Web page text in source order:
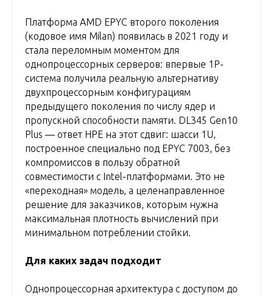
Платформа AMD EPYC второго поколения
(кодовое имя Milan) появилась в 2021 году и
стала переломным моментом для
однопроцессорных серверов: впервые 1P-
система получила реальную альтернативу
двухпроцессорным конфигурациям
предыдущего поколения по числу ядер и
пропускной способности памяти. DL345 Gen10
Plus — ответ HPE на этот сдвиг: шасси 1U,
построенное специально под EPYC 7003, без
компромиссов в пользу обратной
совместимости с Intel-платформами. Это не
«переходная» модель, а целенаправленное
решение для заказчиков, которым нужна
максимальная плотность вычислений при
минимальном потреблении стойки.
Для каких задач подходит
Однопроцессорная архитектура с доступом до